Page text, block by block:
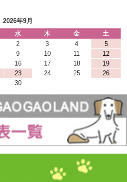
2026年9月
水 木 金
土
2 3 4
5
9 10 11
12
16 17 18
19
23 24 25
26
30